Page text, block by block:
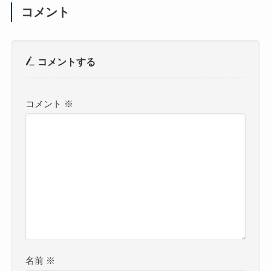
コメント
コメントする
コメント ※
名前 ※